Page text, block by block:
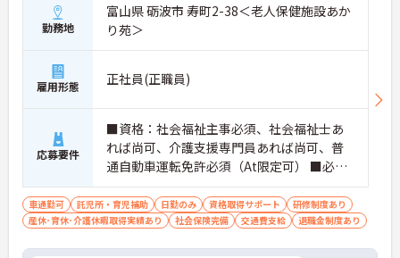
勤務地
富山県 砺波市 寿町2-38＜老人保健施設あか
り苑＞
雇用形態 正社員(正職員)
応募要件
■資格：社会福祉主事必須、社会福祉士あ
れば尚可、介護支援専門員あれば尚可、普
通自動車運転免許必須（At限定可） ■必要
なPCスキル：Word、Excel ■経験：不問
車通勤可 託児所・育児補助 日勤のみ 資格取得サポート
研修制度あり
産休･育休･介護休暇取得実績あり
社会保険完備 交通費支給 退職金制度あり